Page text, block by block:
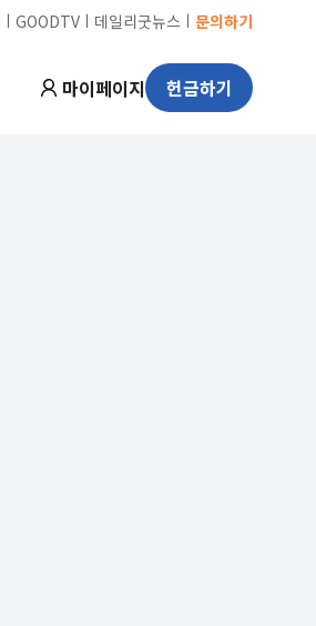
ㅣ GOODTV ㅣ 데일리굿뉴스 ㅣ 문의하기
마이페이지 헌금하기